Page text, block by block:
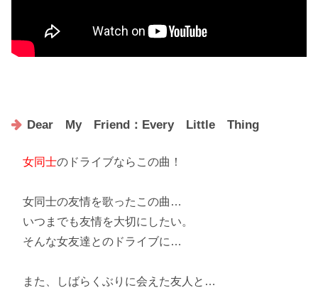
Dear My Friend：Every Little Thing
女同士のドライブならこの曲！
女同士の友情を歌ったこの曲…
いつまでも友情を大切にしたい。
そんな女友達とのドライブに…
また、しばらくぶりに会えた友人と…